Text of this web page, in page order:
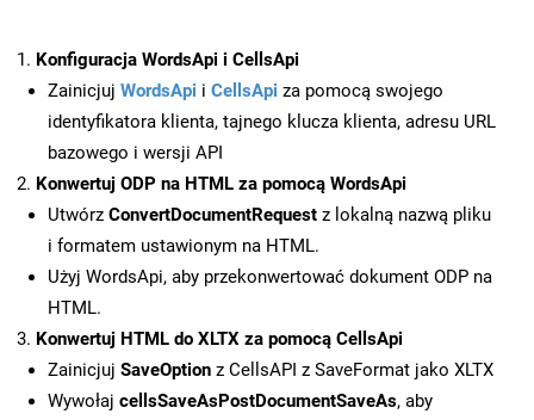
Konfiguracja WordsApi i CellsApi
Zainicjuj WordsApi i CellsApi za pomocą swojego
identyfikatora klienta, tajnego klucza klienta, adresu URL
bazowego i wersji API
Konwertuj ODP na HTML za pomocą WordsApi
Utwórz ConvertDocumentRequest z lokalną nazwą pliku
i formatem ustawionym na HTML.
Użyj WordsApi, aby przekonwertować dokument ODP na
HTML.
Konwertuj HTML do XLTX za pomocą CellsApi
Zainicjuj SaveOption z CellsAPI z SaveFormat jako XLTX
Wywołaj cellsSaveAsPostDocumentSaveAs, aby